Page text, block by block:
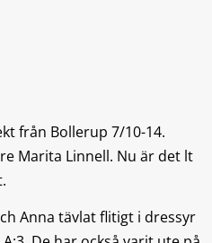
från Bollerup 7/10-14.
Marita Linnell. Nu är det lt
Anna tävlat flitigt i dressyr